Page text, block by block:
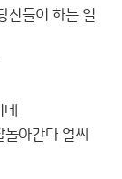
신들이 하는 일
아간다 얼씨